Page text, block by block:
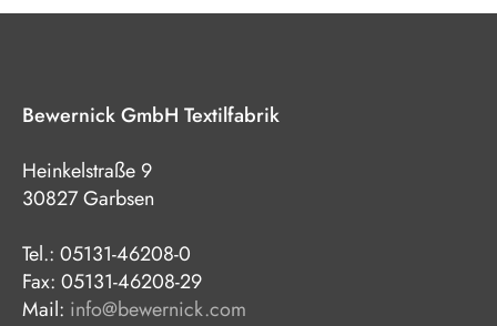
Bewernick GmbH Textilfabrik
Heinkelstraße 9
30827 Garbsen
Tel.: 05131-46208-0
Fax: 05131-46208-29
Mail: info@bewernick.com